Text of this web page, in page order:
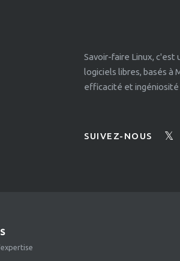
Savoir-faire Linux, c'est
logiciels libres, basés à
efficacité et ingéniosité
SUIVEZ-NOUS